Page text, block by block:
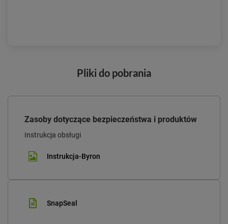
Pliki do pobrania
Zasoby dotyczące bezpieczeństwa i produktów
Instrukcja obsługi
Instrukcja-Byron
SnapSeal